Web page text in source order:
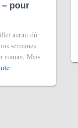
– pour
aurait dû
semaines
roman. Mais